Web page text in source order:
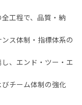
工程で、品質・納
ス体制・指標体系の
、エンド・ツー・エ
チーム体制の強化